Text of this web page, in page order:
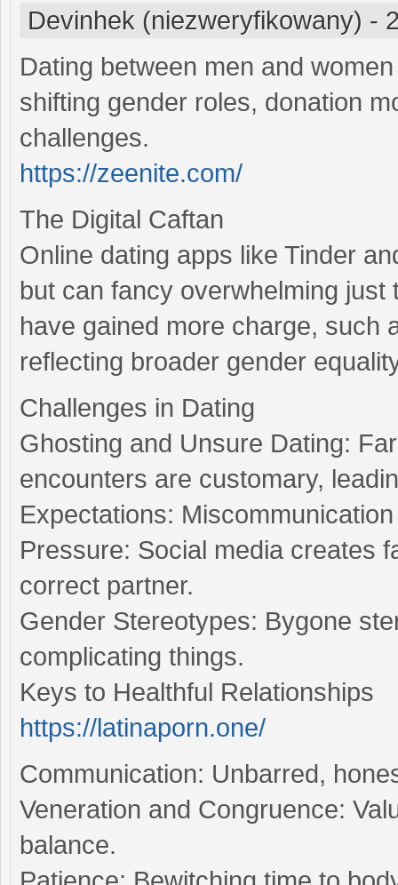
Devinhek (niezweryfikowany) -
Dating between men and
shifting gender roles, donation
challenges.
https://zeenite.com/
The Digital Caftan
Online dating apps like Tinder
but can fancy overwhelming
have gained more charge, such
reflecting broader gender
Challenges in Dating
Ghosting and Unsure Dating:
encounters are customary,
Expectations:
Pressure: Social media creates
correct partner.
Gender Stereotypes: Bygone
complicating things.
Keys to Healthful Relationships
https://latinaporn.one/
Communication: Unbarred,
Veneration and Congruence:
balance.